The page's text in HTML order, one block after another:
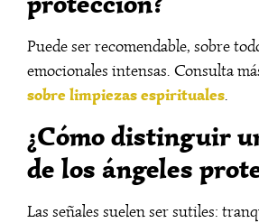
Puede ser recomendable, sobre
emocionales intensas. Consulta
sobre limpiezas espirituales.
¿Cómo distinguir
de los ángeles
Las señales suelen ser sutiles: